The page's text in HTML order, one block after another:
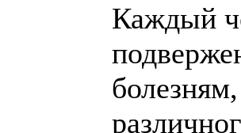
Каждый